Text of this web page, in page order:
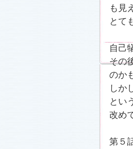
も見
とて
自己
その
のか
しか
とい
改め
第５